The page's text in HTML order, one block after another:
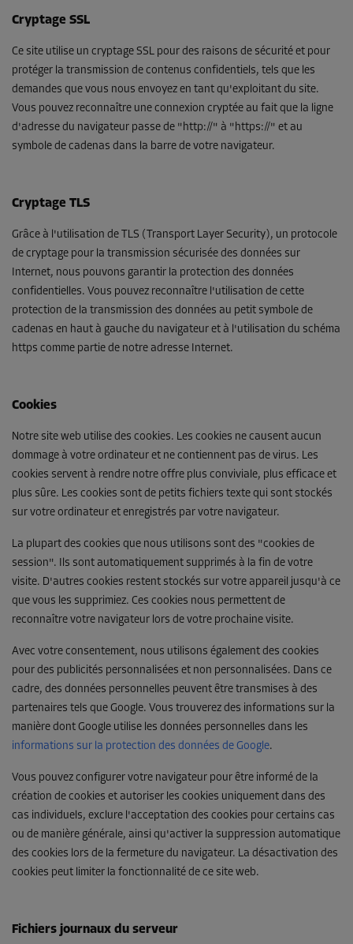
Cryptage SSL
Ce site utilise un cryptage SSL pour des raisons de sécurité et pour
protéger la transmission de contenus confidentiels, tels que les
demandes que vous nous envoyez en tant qu'exploitant du site.
Vous pouvez reconnaître une connexion cryptée au fait que la ligne
d'adresse du navigateur passe de "http://" à "https://" et au
symbole de cadenas dans la barre de votre navigateur.
Cryptage TLS
Grâce à l'utilisation de TLS (Transport Layer Security), un protocole
de cryptage pour la transmission sécurisée des données sur
Internet, nous pouvons garantir la protection des données
confidentielles. Vous pouvez reconnaître l'utilisation de cette
protection de la transmission des données au petit symbole de
cadenas en haut à gauche du navigateur et à l'utilisation du schéma
https comme partie de notre adresse Internet.
Cookies
Notre site web utilise des cookies. Les cookies ne causent aucun
dommage à votre ordinateur et ne contiennent pas de virus. Les
cookies servent à rendre notre offre plus conviviale, plus efficace et
plus sûre. Les cookies sont de petits fichiers texte qui sont stockés
sur votre ordinateur et enregistrés par votre navigateur.
La plupart des cookies que nous utilisons sont des "cookies de
session". Ils sont automatiquement supprimés à la fin de votre
visite. D'autres cookies restent stockés sur votre appareil jusqu'à ce
que vous les supprimiez. Ces cookies nous permettent de
reconnaître votre navigateur lors de votre prochaine visite.
Avec votre consentement, nous utilisons également des cookies
pour des publicités personnalisées et non personnalisées. Dans ce
cadre, des données personnelles peuvent être transmises à des
partenaires tels que Google. Vous trouverez des informations sur la
manière dont Google utilise les données personnelles dans les
informations sur la protection des données de Google.
Vous pouvez configurer votre navigateur pour être informé de la
création de cookies et autoriser les cookies uniquement dans des
cas individuels, exclure l'acceptation des cookies pour certains cas
ou de manière générale, ainsi qu'activer la suppression automatique
des cookies lors de la fermeture du navigateur. La désactivation des
cookies peut limiter la fonctionnalité de ce site web.
Fichiers journaux du serveur